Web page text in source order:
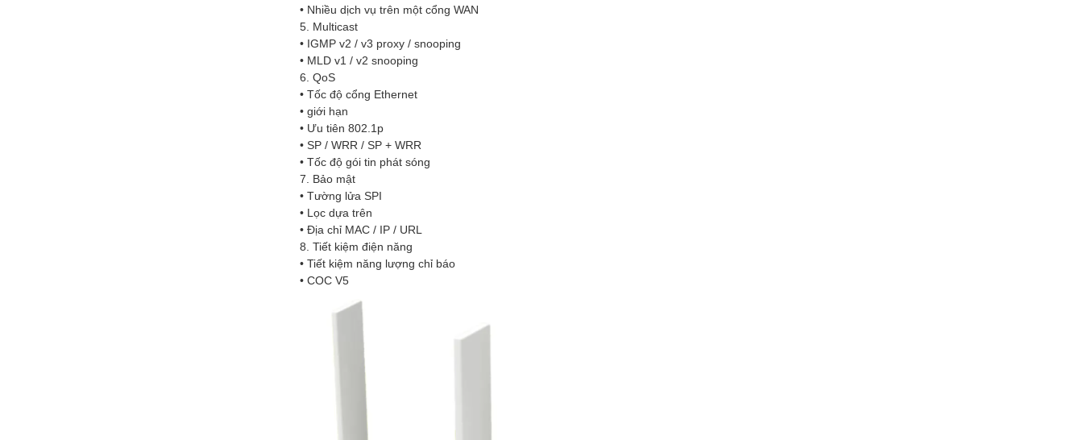
• Nhiều dịch vụ trên một cổng WAN
5. Multicast
• IGMP v2 / v3 proxy / snooping
• MLD v1 / v2 snooping
6. QoS
• Tốc độ cổng Ethernet
• giới hạn
• Ưu tiên 802.1p
• SP / WRR / SP + WRR
• Tốc độ gói tin phát sóng
7. Bảo mật
• Tường lửa SPI
• Lọc dựa trên
• Địa chỉ MAC / IP / URL
8. Tiết kiệm điện năng
• Tiết kiệm năng lượng chỉ báo
• COC V5